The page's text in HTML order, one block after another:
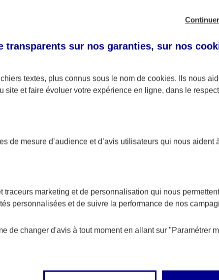
L'application AXA Banque
!
transparents sur nos garanties, sur nos
textes, plus connus sous le nom de cookies. Ils nous
site et faire évoluer votre expérience en ligne, dans le
de mesure d’audience et d’avis utilisateurs qui nous aident
traceurs marketing et de personnalisation qui nous
personnalisées et de suivre la performance de nos
de changer d'avis à tout moment en allant sur "Paramétrer